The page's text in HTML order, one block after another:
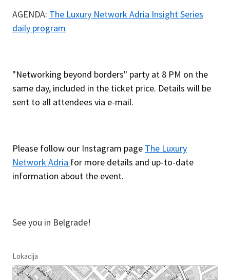
AGENDA: The Luxury Network Adria Insight Series
daily program
"Networking beyond borders" party at 8 PM on the
same day, included in the ticket price. Details will be
sent to all attendees via e-mail.
Please follow our Instagram page The Luxury
Network Adria for more details and up-to-date
information about the event.
See you in Belgrade!
Lokacija